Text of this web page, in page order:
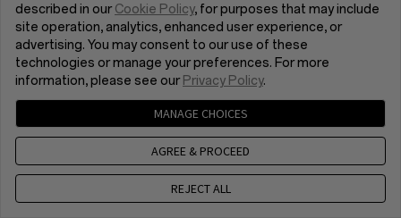
described in ourCookie Policy, for purposes that may include
site operation, analytics, enhanced user experience, or
advertising. You may consent to our use of these
technologies or manage your preferences. For more
information, please see our Privacy Policy.
MANAGE CHOICES
AGREE & PROCEED
REJECT ALL